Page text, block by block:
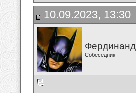
10.09.2023, 13:30
Фердинанд
Собеседник